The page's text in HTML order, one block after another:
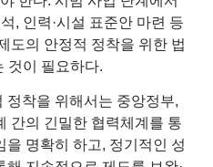
, 인력·시설 표준안 마련 등
도의 안정적 정착을 위한 법
것이 필요하다.
정착을 위해서는 중앙정부,
간의 긴밀한 협력체계를 통
명확히 하고, 정기적인 성